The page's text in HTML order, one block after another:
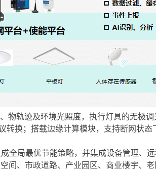
轨迹及环境光照度，执行灯具的无极调
转换；搭载边缘计算模块，支持断网状
全局最优节能策略，并集成设备管理、远
间、市政道路、产业园区、商业楼宇、